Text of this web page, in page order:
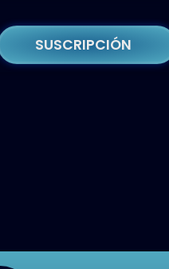
SUSCRIPCIÓN